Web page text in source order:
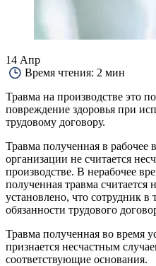
14 Апр
Время чтения: 2 мин
Травма на производстве это
повреждение здоровья при
трудовому договору.
Травма полученная в рабочее
организации не считается
производстве. В нерабочее
полученная травма считается
установлено, что сотрудник
обязанности трудового
Травма полученная во время
признается несчастным
соответствующие основания.